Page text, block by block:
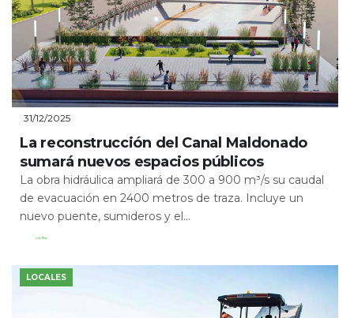
31/12/2025
La reconstrucción del Canal Maldonado
sumará nuevos espacios públicos
La obra hidráulica ampliará de 300 a 900 m³/s su caudal
de evacuación en 2400 metros de traza. Incluye un
nuevo puente, sumideros y el...
Leer Más
LOCALES